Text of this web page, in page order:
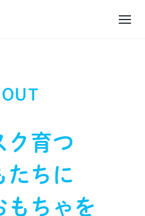
ク育つ
たちに
もちゃを